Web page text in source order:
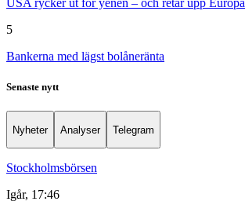
USA rycker ut för yenen – och retar upp Europa
5
Bankerna med lägst bolåneränta
Senaste nytt
Nyheter Analyser Telegram
Stockholmsbörsen
Igår, 17:46